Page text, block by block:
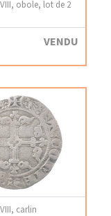
obole, lot de 2
VENDU
carlin